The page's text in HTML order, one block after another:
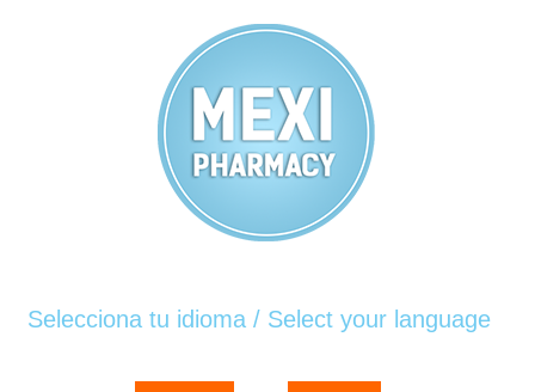
Selecciona tu idioma / Select your language